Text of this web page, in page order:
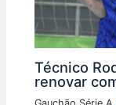
Técnico
renovar